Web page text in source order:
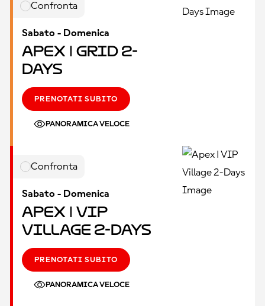
Confronta
Sabato - Domenica
Apex | Grid 2-
Days
PRENOTATI SUBITO
PANORAMICA VELOCE
Confronta
Sabato - Domenica
Apex | VIP
Village 2-Days
PRENOTATI SUBITO
PANORAMICA VELOCE